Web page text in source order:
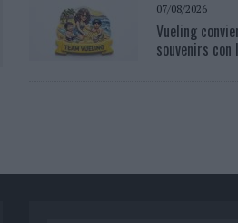
07/08/2026
Vueling
souvenirs con